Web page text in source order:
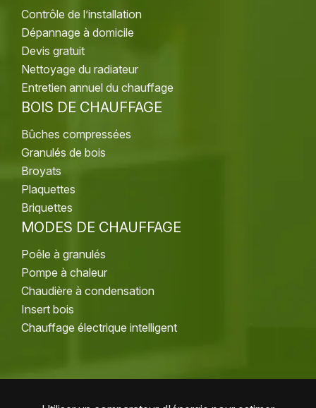
Contrôle de l’installation
Dépannage à domicile
Devis gratuit
Nettoyage du radiateur
Entretien annuel du chauffage
BOIS DE CHAUFFAGE
Bûches compressées
Granulés de bois
Broyats
Plaquettes
Briquettes
MODES DE CHAUFFAGE
Poêle à granulés
Pompe à chaleur
Chaudière à condensation
Insert bois
Chauffage électrique intelligent